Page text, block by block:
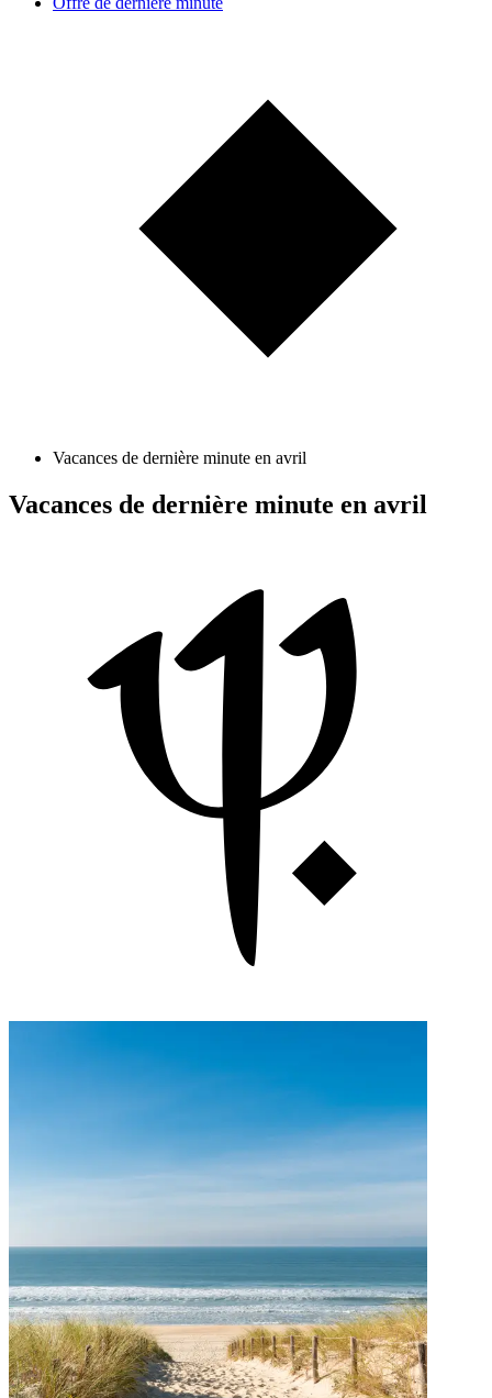
Vacances de dernière minute en avril
Vacances de dernière minute en avril